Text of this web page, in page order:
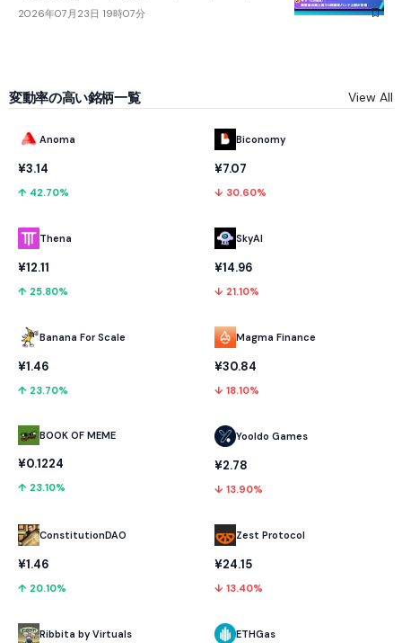
2026年07月23日 19時07分
変動率の高い銘柄一覧 View All
Anoma
¥3.14
↑ 42.70%
Thena
¥12.11
↑ 25.80%
Banana For Scale
¥1.46
↑ 23.70%
BOOK OF MEME
¥0.1224
↑ 23.10%
ConstitutionDAO
¥1.46
↑ 20.10%
Ribbita by Virtuals
Biconomy
¥7.07
↓ 30.60%
SkyAI
¥14.96
↓ 21.10%
Magma Finance
¥30.84
↓ 18.10%
Yooldo Games
¥2.78
↓ 13.90%
Zest Protocol
¥24.15
↓ 13.40%
ETHGas